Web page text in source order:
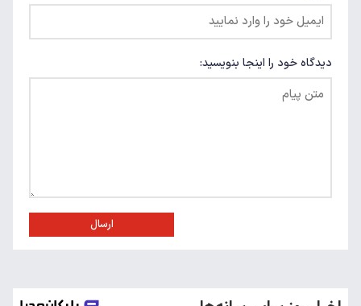
دیدگاه خود را اینجا بنویسید:
ارسال